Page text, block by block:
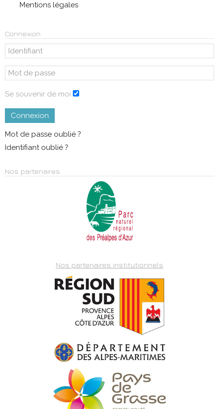
Mentions légales
Connexion
Se souvenir de moi
Connexion
Mot de passe oublié ?
Identifiant oublié ?
Nos partenaires
Nos partenaires institutionnels